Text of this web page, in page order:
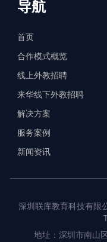
导航
首页
合作模式概览
线上外教招聘
来华线下外教招聘
解决方案
服务案例
新闻资讯
深圳联库教育科技有
地址：深圳市南山